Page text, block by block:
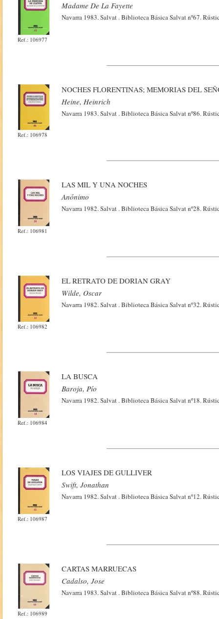
Ref.: 106977
Madame De La Fayette
Navarra 1983. Salvat . Biblioteca Básica Salvat nº67.
Ref.: 106978
NOCHES FLORENTINAS; MEMORIAS DEL
Heine, Heinrich
Navarra 1983. Salvat . Biblioteca Básica Salvat nº86.
Ref.: 106981
LAS MIL Y UNA NOCHES
Anónimo
Navarra 1982. Salvat . Biblioteca Básica Salvat nº28.
Ref.: 106982
EL RETRATO DE DORIAN GRAY
Wilde, Oscar
Navarra 1982. Salvat . Biblioteca Básica Salvat nº32.
Ref.: 106984
LA BUSCA
Baroja, Pío
Navarra 1982. Salvat . Biblioteca Básica Salvat nº18.
Ref.: 106987
LOS VIAJES DE GULLIVER
Swift, Jonathan
Navarra 1982. Salvat . Biblioteca Básica Salvat nº12.
Ref.: 106989
CARTAS MARRUECAS
Cadalso, Jose
Navarra 1983. Salvat . Biblioteca Básica Salvat nº88.